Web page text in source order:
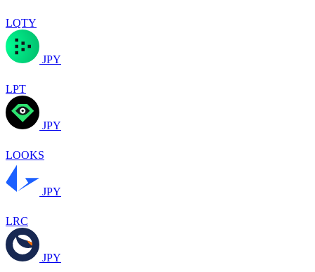
LQTY
JPY
LPT
JPY
LOOKS
JPY
LRC
JPY